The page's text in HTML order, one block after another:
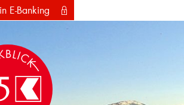
E-Banking